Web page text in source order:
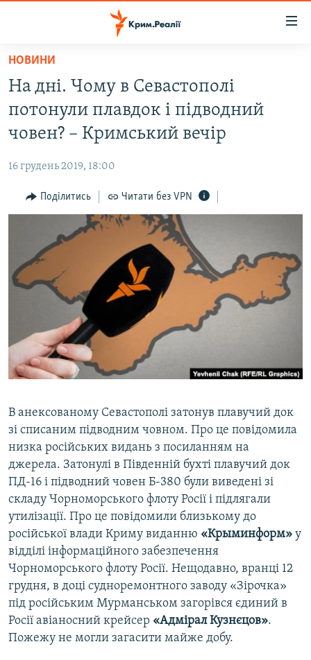
Перейти
основного
матеріалу
основної
навігації
Перейти
до
ВОДА.КРИМ
ВІДЕО ТА ФОТО
БЛОГИ
ПОГЛЯД
ВСЕ ЗА ДЕНЬ
СПЕЦПРОЕКТИ
ДЕПОРТАЦІЯ
ВІДЕОУРОКИ «ELIFBE»
СВІДЧЕННЯ ОКУПАЦІЇ
УКРАЇНСЬКА ПРОБЛЕМА КРИМУ
ЯК ОБІЙТИ БЛОКУВАННЯ
Русский
Qırımtatar
Усі сайти RFE/RL
НОВИНИ
На дні. Чому в Севастополі
потонули плавдок і підводний
човен? – Кримський вечір
16 грудень 2019, 18:00
Поділитись Читати без VPN
В анексованому Севастополі затонув плавучий док
зі списаним підводним човном. Про це повідомила
низка російських видань з посиланням на
джерела. Затонулі в Південній бухті плавучий док
ПД-16 і підводний човен Б-380 були виведені зі
складу Чорноморського флоту Росії і підлягали
утилізації. Про це повідомили близькому до
російської влади Криму виданню «Крыминформ» у
відділі інформаційного забезпечення
Чорноморського флоту Росії. Нещодавно, вранці 12
грудня, в доці судноремонтного заводу «Зірочка»
під російським Мурманськом загорівся єдиний в
Росії авіаносний крейсер «Адмірал Кузнєцов».
Пожежу не могли загасити майже добу.